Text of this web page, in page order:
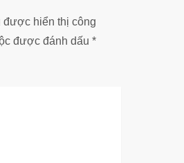
được hiển thị công
được đánh dấu *